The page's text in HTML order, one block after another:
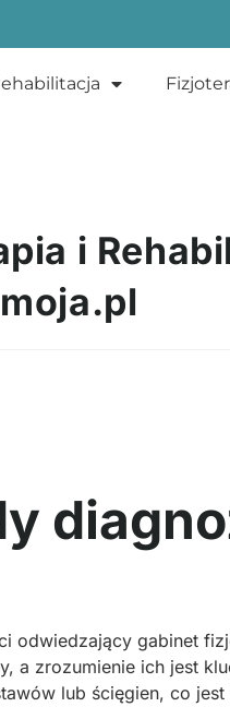
i
odwiedzający gabinet
a zrozumienie ich jest
lub ścięgien, co